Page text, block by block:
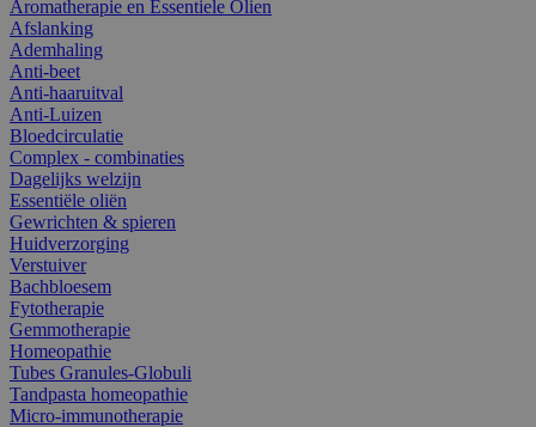
Aromatherapie en Essentiele Olien
Afslanking
Ademhaling
Anti-beet
Anti-haaruitval
Anti-Luizen
Bloedcirculatie
Complex - combinaties
Dagelijks welzijn
Essentiële oliën
Gewrichten & spieren
Huidverzorging
Verstuiver
Bachbloesem
Fytotherapie
Gemmotherapie
Homeopathie
Tubes Granules-Globuli
Tandpasta homeopathie
Micro-immunotherapie